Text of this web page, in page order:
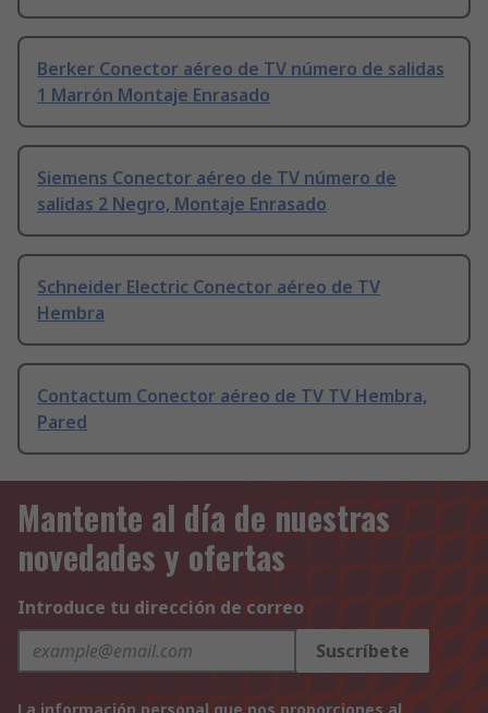
Berker Conector aéreo de TV número de salidas
1 Marrón Montaje Enrasado
Siemens Conector aéreo de TV número de
salidas 2 Negro, Montaje Enrasado
Schneider Electric Conector aéreo de TV
Hembra
Contactum Conector aéreo de TV TV Hembra,
Pared
Mantente al día de nuestras
novedades y ofertas
Introduce tu dirección de correo
Suscríbete